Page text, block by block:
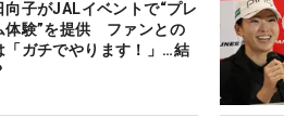
向子がJALイベントで“プレ
体験”を提供 ファンとの
「ガチでやります！」…結